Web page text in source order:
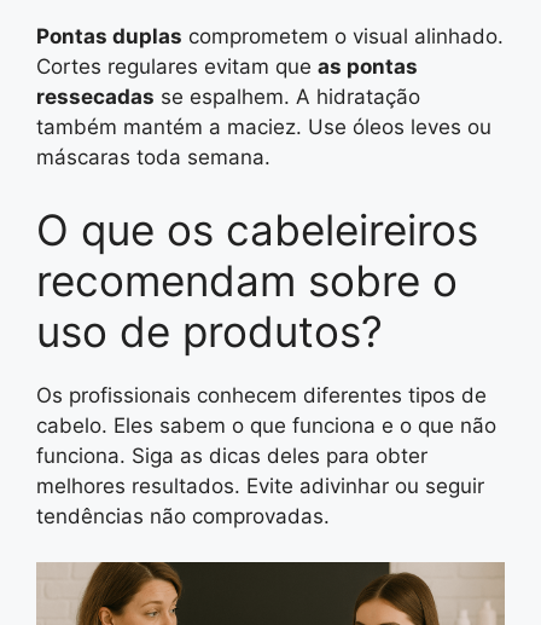
Pontas duplas comprometem o visual alinhado.
Cortes regulares evitam que as pontas
ressecadas se espalhem. A hidratação
também mantém a maciez. Use óleos leves ou
máscaras toda semana.
O que os cabeleireiros
recomendam sobre o
uso de produtos?
Os profissionais conhecem diferentes tipos de
cabelo. Eles sabem o que funciona e o que não
funciona. Siga as dicas deles para obter
melhores resultados. Evite adivinhar ou seguir
tendências não comprovadas.